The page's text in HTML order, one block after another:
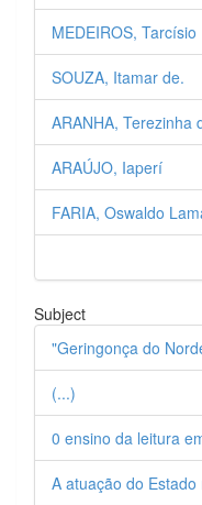
MEDEIROS, Tarcísio
SOUZA, Itamar de.
ARANHA, Terezinha
ARAÚJO, Iaperí
FARIA, Oswaldo
Subject
"Geringonça do
(...)
0 ensino da leitura
A atuação do